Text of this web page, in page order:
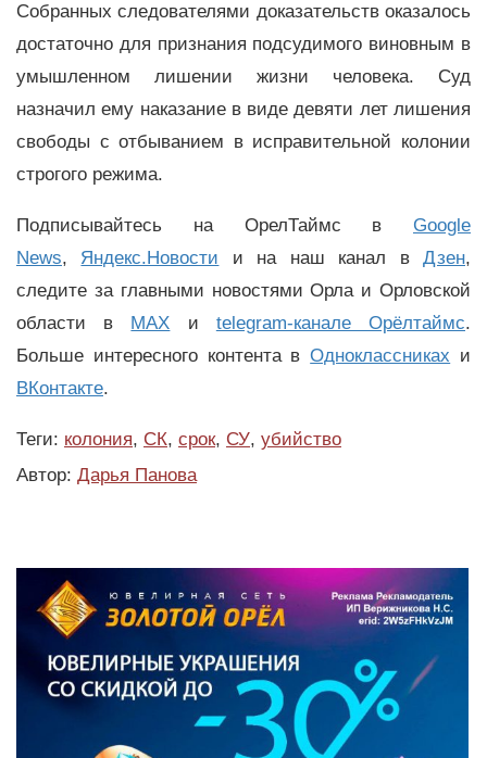
Собранных следователями доказательств оказалось
достаточно для признания подсудимого виновным в
умышленном лишении жизни человека. Суд
назначил ему наказание в виде девяти лет лишения
свободы с отбыванием в исправительной колонии
строгого режима.
Подписывайтесь на ОрелТаймс в Google
News, Яндекс.Новости и на наш канал вДзен,
следите за главными новостями Орла и Орловской
области в MAX и telegram-канале Орёлтаймс.
Больше интересного контента вОдноклассниках и
ВКонтакте.
Теги: колония, СК, срок, СУ, убийство
Автор: Дарья Панова